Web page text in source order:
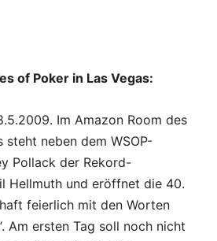
of Poker in Las Vegas:
Im Amazon Room des
steht neben dem WSOP-
Pollack der Rekord-
Hellmuth und eröffnet die 40.
feierlich mit den Worten
Am ersten Tag soll noch nicht